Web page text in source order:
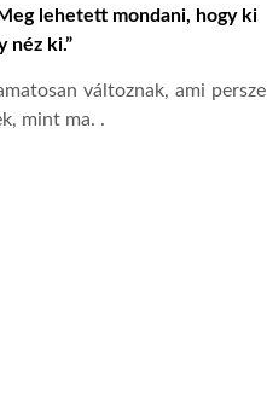
lehetett mondani, hogy ki
néz ki.”
változnak, ami persze
mint ma. .